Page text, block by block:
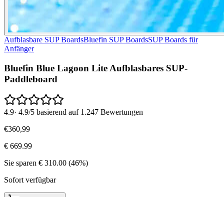
Aufblasbare SUP BoardsBluefin SUP BoardsSUP Boards für
Anfänger
Bluefin Blue Lagoon Lite Aufblasbares SUP-
Paddleboard
4.9· 4.9/5 basierend auf 1.247 Bewertungen
€360,99
€ 669.99
Sie sparen € 310.00 (46%)
Sofort verfügbar